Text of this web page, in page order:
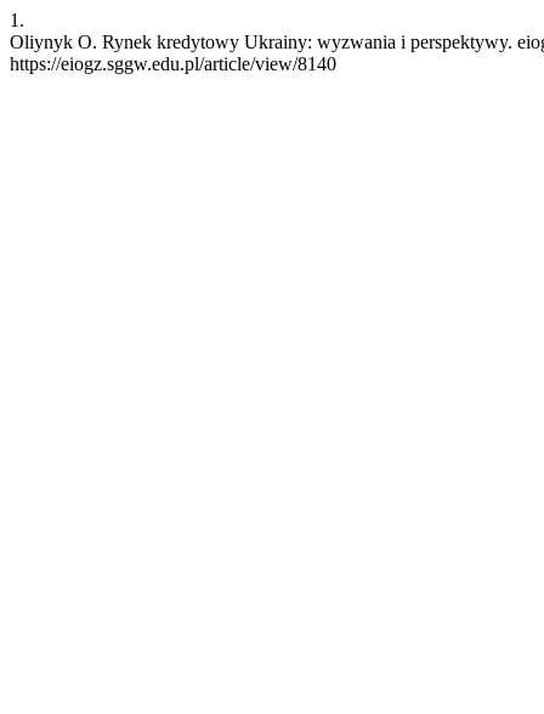
1.
Oliynyk O. Rynek kredytowy Ukrainy: wyzwania i perspektywy.
https://eiogz.sggw.edu.pl/article/view/8140